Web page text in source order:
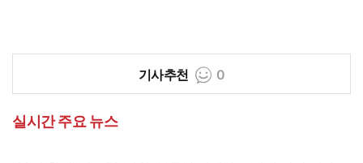
기사추천 0
실시간 주요 뉴스